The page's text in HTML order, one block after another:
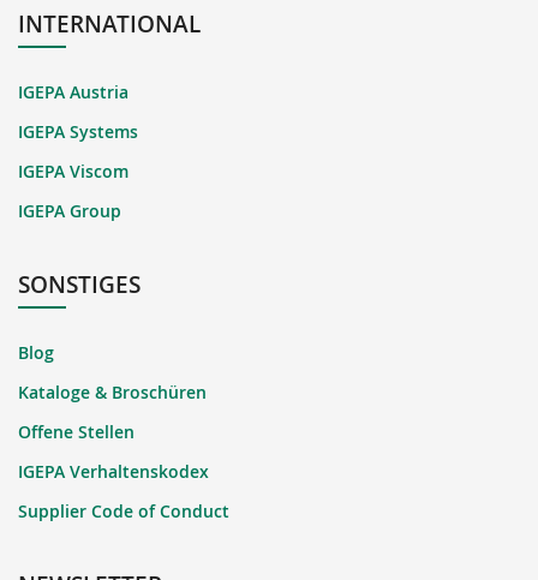
INTERNATIONAL
IGEPA Austria
IGEPA Systems
IGEPA Viscom
IGEPA Group
SONSTIGES
Blog
Kataloge & Broschüren
Offene Stellen
IGEPA Verhaltenskodex
Supplier Code of Conduct